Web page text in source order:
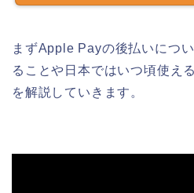
まずApple Payの後払いにつ
ることや日本ではいつ頃使え
を解説していきます。